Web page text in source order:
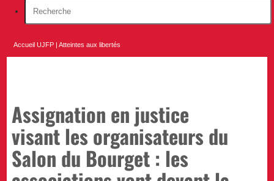
Accueil UJFP |Atteintes aux libertés
Assignation en justice
visant les organisateurs du
Salon du Bourget : les